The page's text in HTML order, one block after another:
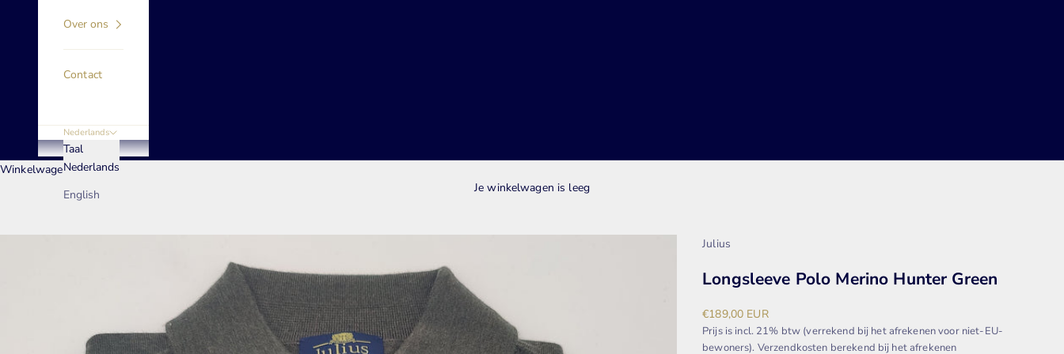
Over ons
Contact
Nederlands
Taal
Nederlands
English
Winkelwagen
Je winkelwagen is leeg
Julius
Longsleeve Polo Merino Hunter Green
Aanbiedingsprijs
€189,00 EUR
Prijs is incl. 21% btw (verrekend bij het afrekenen voor niet-EU-
bewoners). Verzendkosten berekend bij het afrekenen